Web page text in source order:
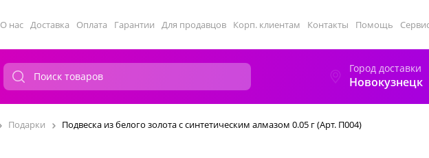
О нас Доставка Оплата Гарантии Для продавцов Корп. клиентам Контакты Помощь
Город доставки
Новокузнецк
Подарки Подвеска из белого золота с синтетическим алмазом 0.05 г (Арт. П004)